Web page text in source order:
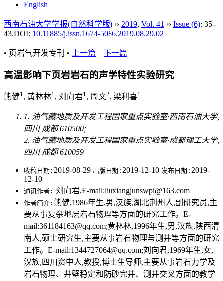
English
西南石油大学学报(自然科学版) ›› 2019, Vol. 41 ›› Issue (6): 35-
43.DOI: 10.11885/j.issn.1674-5086.2019.08.29.02
• 页岩气开发专刊 • 上一篇 下一篇
高温影响下页岩岩石的声学特性实验研究
熊健1, 黄林林1, 刘向君1, 周文2, 梁利喜1
1. 油气藏地质及开发工程国家重点实验室·西南石油大学,
四川 成都 610500;
2. 油气藏地质及开发工程国家重点实验室·成都理工大学,
四川 成都 610059
收稿日期: 2019-08-29 出版日期: 2019-12-10 发布日期: 2019-
12-10
通讯作者: 刘向君,E-mail:liuxiangjunswpi@163.com
作者简介: 熊健,1986年生,男,汉族,湖北荆州人,副研究员,主
要从事复杂地层岩石物理等方面的研究工作。E-
mail:361184163@qq.com;黄林林,1996年生,男,汉族,陕西渭
南人,硕士研究生,主要从事岩石物理与测井等方面的研究
工作。E-mail:1344727064@qq.com;刘向君,1969年生,女,
汉族,四川资中人,教授,博士生导师,主要从事岩石力学及
岩石物理、井壁稳定和防砂完井、测井交叉方面的教学